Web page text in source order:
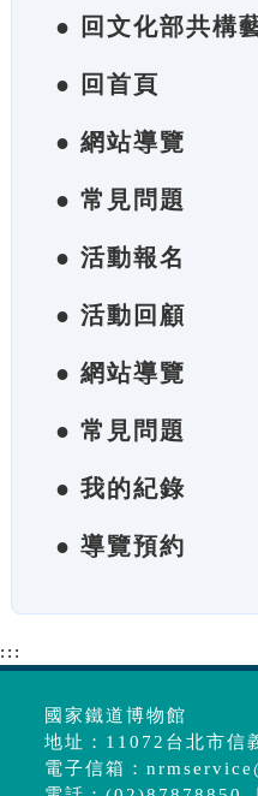
● 回文化部共構
● 回首頁
● 網站導覽
● 常見問題
● 活動報名
● 活動回顧
● 網站導覽
● 常見問題
● 我的紀錄
● 導覽預約
:::
國家鐵道博物館
地址：11072台北市信
電子信箱：